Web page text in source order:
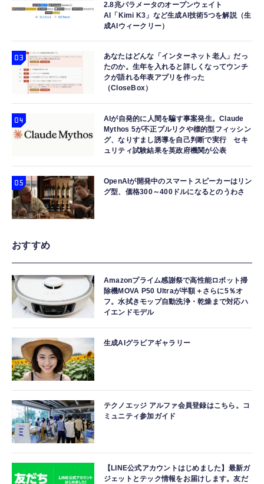
2.8兆パラメータのオープンウェイト
AI「Kimi K3」など生成AI技術5つを解説（生
成AIウィークリー）
あなたはどんな「インターネット老人」だっ
たのか。生年を入れると詳しくなってウンチ
クが語れる年表アプリを作った
（CloseBox）
AIが自発的に人間を騙す事案発生。Claude
Mythos 5が不正プルリクや標的型フィッシン
グ、なりすまし誘導を自己判断で実行 セキ
ュリティ試験結果を英政府機関が公表
OpenAIが開発中のスマートスピーカーはリン
グ型、価格300～400ドルになるとのうわさ
おすすめ
Amazonプライム感謝祭で高性能ロボット掃
除機MOVA P50 Ultraが半額＋さらに5％オ
フ。水拭きモップ自動洗浄・乾燥まで対応ハ
イエンドモデル
生成AIグラビアギャラリー
テクノエッジ アルファ会員登録はこちら。コ
ミュニティ参加ガイド
【LINE公式アカウントはじめました】最新ガ
ジェットとテック情報をお届けします。友だ